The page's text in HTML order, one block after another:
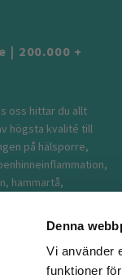
Denna
Vi använder
funktioner
200.000 +
oss hittar du allt
högsta kvalité till
på hälsporre,
hammartå,
fotledsstöd
över 500kr. Vi är
och säte i